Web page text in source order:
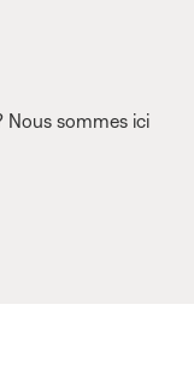
Nous sommes ici